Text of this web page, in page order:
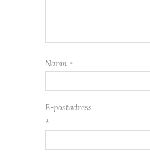
Namn *
E-postadress
*